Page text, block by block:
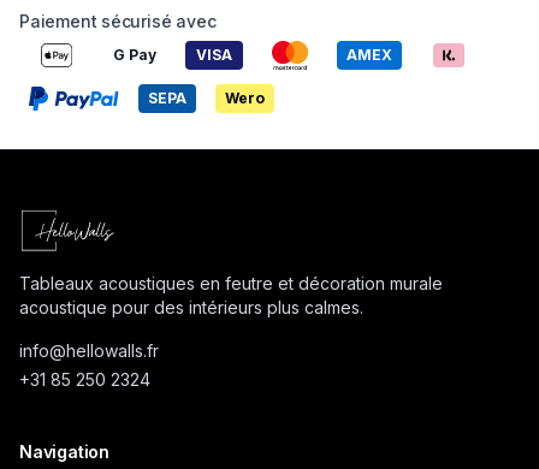
Paiement sécurisé avec
G Pay VISA AMEX
SEPA Wero
Tableaux acoustiques en feutre et décoration murale
acoustique pour des intérieurs plus calmes.
info@hellowalls.fr
+31 85 250 2324
Navigation